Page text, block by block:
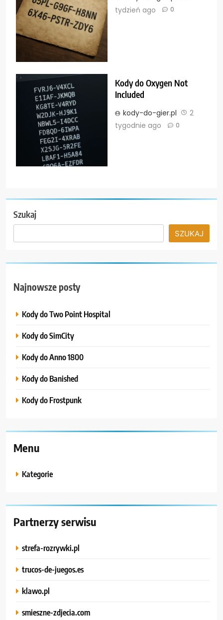
tydzień ago
0
Kody do Oxygen Not
Included
kody-do-gier.pl
2
tygodnie ago
0
Szukaj
SZUKAJ
Najnowsze posty
Kody do Two Point Hospital
Kody do SimCity
Kody do Anno 1800
Kody do Banished
Kody do Frostpunk
Menu
Kategorie
Partnerzy serwisu
strefa-rozrywki.pl
trucos-de-juegos.es
klawo.pl
smieszne-zdjecia.com